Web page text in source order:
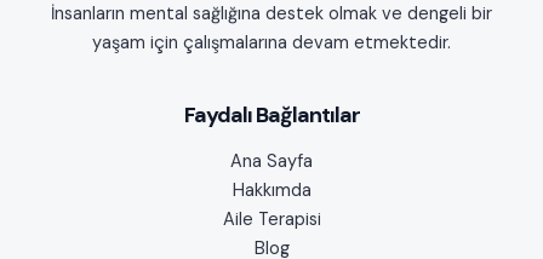
İnsanların mental sağlığına destek olmak ve dengeli bir
yaşam için çalışmalarına devam etmektedir.
Faydalı Bağlantılar
Ana Sayfa
Hakkımda
Aile Terapisi
Blog